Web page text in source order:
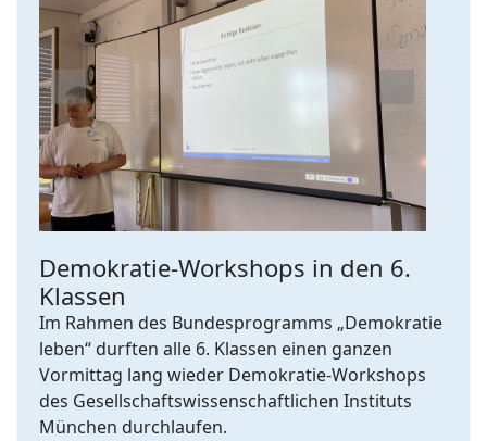
Previous
Demokratie-Workshops in den 6.
Klassen
Im Rahmen des Bundesprogramms „Demokratie
leben“ durften alle 6. Klassen einen ganzen
Vormittag lang wieder Demokratie-Workshops
des Gesellschaftswissenschaftlichen Instituts
München durchlaufen.